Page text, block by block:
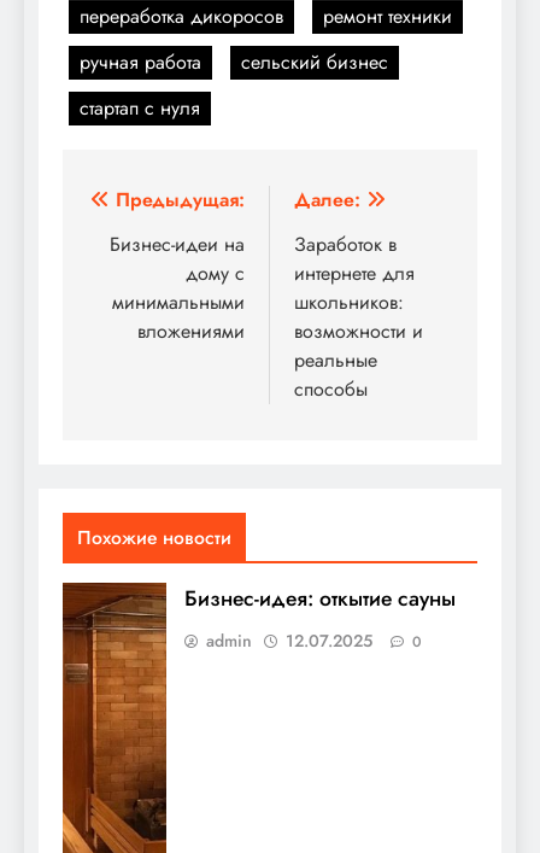
переработка дикоросов
ремонт техники
ручная работа
сельский бизнес
стартап с нуля
Навигация
по
записям
Предыдущая:
Бизнес-идеи на
дому с
минимальными
вложениями
Далее:
Заработок в
интернете для
школьников:
возможности и
реальные
способы
Похожие новости
Бизнес-идея: откытие сауны
admin 12.07.2025 0